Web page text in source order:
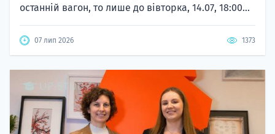
останній вагон, то лише до вівторка, 14.07, 18:00...
07 лип 2026 1373